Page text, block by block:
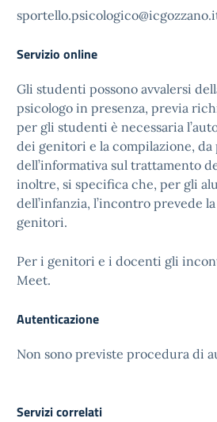
Servizio online
Gli studenti possono avvalersi
psicologo in presenza, previa
per gli studenti è necessaria
dei genitori e la compilazione, da
dell’informativa sul trattamento
inoltre, si specifica che, per gli
dell’infanzia, l’incontro prevede
genitori.
Per i genitori e i docenti gli
Meet.
Autenticazione
Non sono previste procedura di
Servizi correlati